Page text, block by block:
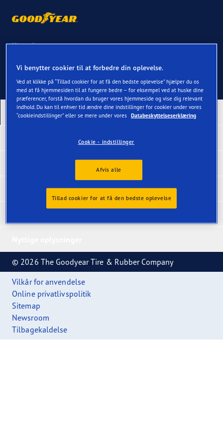
Kontakt os
Vores nyeste produkter
Dæk efter kategori
© 2026 The Goodyear Tire & Rubber Company
Vilkår for anvendelse
Online privatlivspolitik
Sitemap
Newsroom
Tilbagekaldelse
Vi benytter cookier til at forbedre din oplevelse.
Ved at klikke på “Tillad cookier for at få den bedste oplevelse” hjælper du os
med at få hjemmesiden til at fungere bedre – for eksempel ved at huske dine
præferencer, forstå hvordan du bruger vores hjemmeside og vise dig relevant
indhold. Du kan til enhver tid ændre dine indstillinger for cookier under vores
“cookieindstillinger” eller se mere under vores Databeskyttelseserklæring
Cookie - indstillinger
Afvis alle
Tillad cookier for at få den bedste oplevelse